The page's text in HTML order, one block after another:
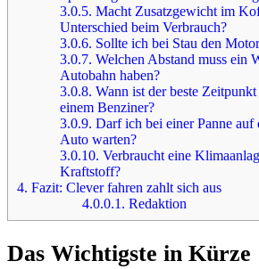
3.0.5. Macht Zusatzgewicht im
Unterschied beim Verbrauch?
3.0.6. Sollte ich bei Stau den
3.0.7. Welchen Abstand muss ein
Autobahn haben?
3.0.8. Wann ist der beste
einem Benziner?
3.0.9. Darf ich bei einer Panne auf
Auto warten?
3.0.10. Verbraucht eine
Kraftstoff?
4. Fazit: Clever fahren zahlt sich aus
4.0.0.1. Redaktion
Das Wichtigste in Kürze